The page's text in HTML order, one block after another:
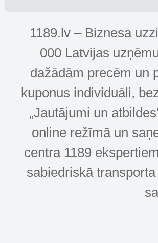
1189.lv – Biznesa
000 Latvijas
dažādām precēm un
kuponus individuāli,
„Jautājumi un
online režīmā un
centra 1189
sabiedriskā